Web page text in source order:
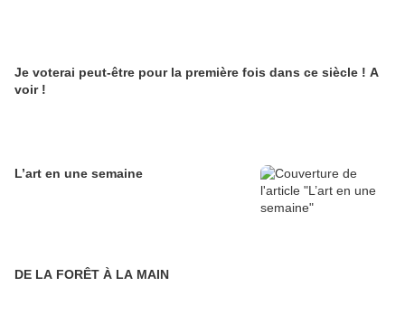
Je voterai peut-être pour la première fois dans ce siècle ! A
voir !
L’art en une semaine
DE LA FORÊT À LA MAIN